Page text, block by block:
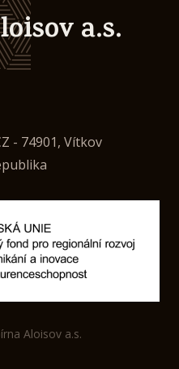
a.s.
- 74901, Vítkov
Aloisov a.s.